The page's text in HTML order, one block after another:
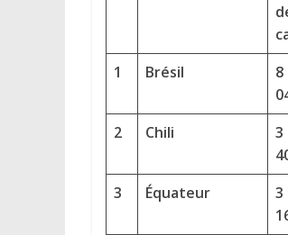
1 Brésil
8
2 Chili
3
3 Équateur
3